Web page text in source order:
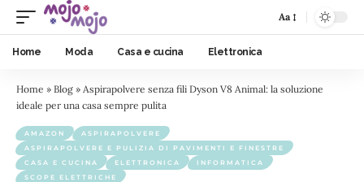
Aa
Home Moda Casa e cucina Elettronica
Home » Blog » Aspirapolvere senza fili Dyson V8 Animal: la soluzione
ideale per una casa sempre pulita
AMAZON
ASPIRAPOLVERE
ASPIRAPOLVERE E PULIZIA DI PAVIMENTI E FINESTRE
CASA E CUCINA
ELETTRONICA
INFORMATICA
SCOPE ELETTRICHE